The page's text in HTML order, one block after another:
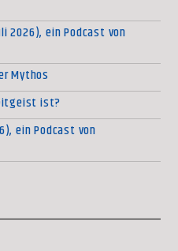
2026), ein Podcast von
Mythos
ist?
ein Podcast von